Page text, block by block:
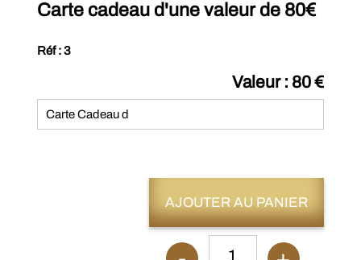
Carte cadeau d'une valeur de 80€
Réf : 3
Valeur : 80 €
Carte Cadeau d
AJOUTER AU PANIER
1